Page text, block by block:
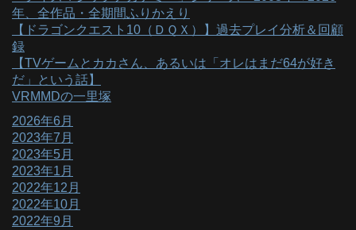
年、全作品・全期間ふりかえり
【ドラゴンクエスト10（ＤＱＸ）】過去プレイ分析＆回顧
録
【TVゲームとカカさん、あるいは「オレはまだ64が好き
だ」という話】
VRMMDの一里塚
2026年6月
2023年7月
2023年5月
2023年1月
2022年12月
2022年10月
2022年9月